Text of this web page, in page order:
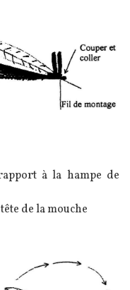
à la hampe de
de la mouche